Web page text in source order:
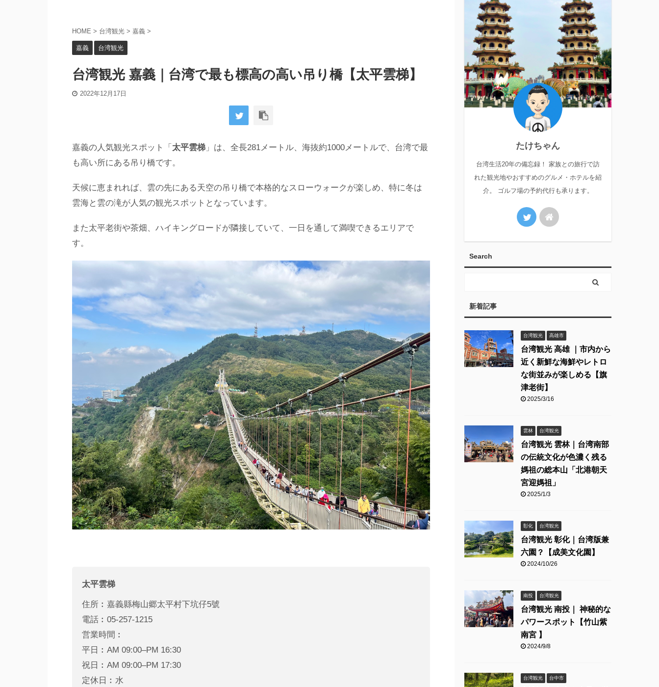
HOME > 台湾観光 > 嘉義 >
嘉義 台湾観光
台湾観光 嘉義｜台湾で最も標高の高い吊り橋【太平雲梯】
2022年12月17日
嘉義の人気観光スポット「 太平雲梯 」は、全長281メートル、海抜約1000メートルで、台湾で最
も高い所にある吊り橋です。
天候に恵まれれば、雲の先にある天空の吊り橋で本格的なスローウォークが楽しめ、特に冬は
雲海と雲の滝が人気の観光スポットとなっています。
また太平老街や茶畑、ハイキングロードが隣接していて、一日を通して満喫できるエリアで
す。
太平雲梯
住所︰嘉義縣梅山郷太平村下坑仔5號
電話︰05-257-1215
営業時間︰
平日︰AM 09:00–PM 16:30
祝日︰AM 09:00–PM 17:30
定休日︰水
たけちゃん
台湾生活20年の備忘録！ 家族との旅行で訪
れた観光地やおすすめのグルメ・ホテルを紹
介。 ゴルフ場の予約代行も承ります。
Search
新着記事
台湾観光 高雄市
台湾観光 高雄 ｜市内から
近く新鮮な海鮮やレトロ
な街並みが楽しめる【旗
津老街】
2025/3/16
雲林 台湾観光
台湾観光 雲林｜台湾南部
の伝統文化が色濃く残る
媽祖の総本山「北港朝天
宮迎媽祖」
2025/1/3
彰化 台湾観光
台湾観光 彰化｜台湾版兼
六園？【成美文化園】
2024/10/26
南投 台湾観光
台湾観光 南投｜ 神秘的な
パワースポット【竹山紫
南宮 】
2024/9/8
台湾観光 台中市